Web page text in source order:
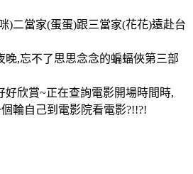
)二當家(蛋蛋)跟三當家(花花)遠赴台
晚,忘不了思思念念的蝙蝠俠第三部
好欣賞~正在查詢電影開場時間時,
輪自己到電影院看電影?!!?!